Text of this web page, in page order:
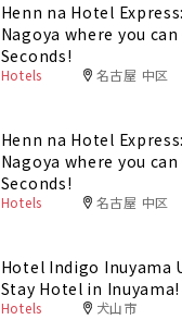
Henn na Hotel
Nagoya where you
Seconds!
Hotels 名古屋 中区
Henn na Hotel
Nagoya where you
Seconds!
Hotels 名古屋 中区
Hotel Indigo Inuyama
Stay Hotel in Inuyama!
Hotels 犬山市